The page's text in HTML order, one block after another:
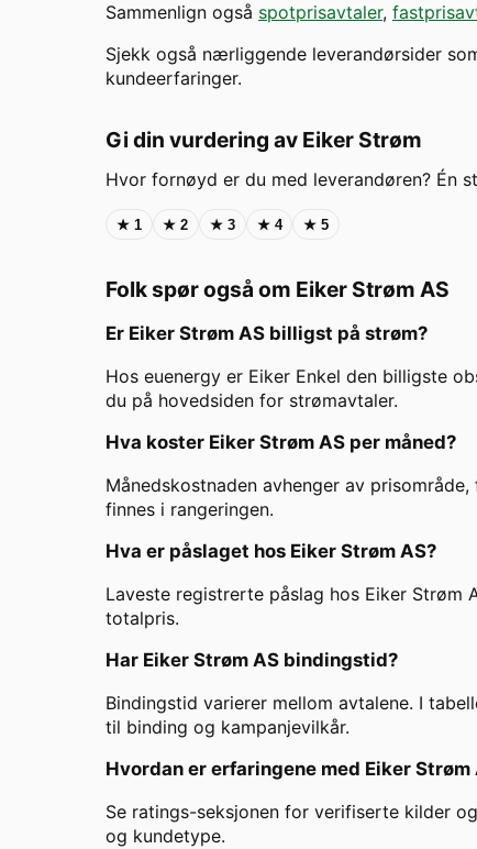
Sammenlign også spotprisavtaler,
Sjekk også nærliggende leverandørsider
kundeerfaringer.
Gi din vurdering av Eiker Strøm
Hvor fornøyd er du med leverandøren? Én
★ 1 ★2 ★ 3 ★ 4 ★5
Folk spør også om Eiker Strøm AS
Er Eiker Strøm AS billigst på strøm?
Hos euenergy er Eiker Enkel den billigste
du på hovedsiden for strømavtaler.
Hva koster Eiker Strøm AS per måned?
Månedskostnaden avhenger av
finnes i rangeringen.
Hva er påslaget hos Eiker Strøm AS?
Laveste registrerte påslag hos Eiker Strøm
totalpris.
Har Eiker Strøm AS bindingstid?
Bindingstid varierer mellom avtalene. I
til binding og kampanjevilkår.
Hvordan er erfaringene med Eiker Strøm
Se ratings-seksjonen for verifiserte kilder
og kundetype.